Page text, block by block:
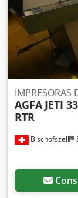
Bischofszell
IMPRESORAS
AGFA JETI
RTR